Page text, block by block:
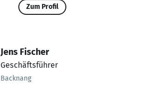
Zum Profil
Jens Fischer
Geschäftsführer
Backnang